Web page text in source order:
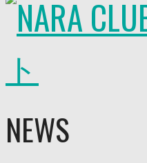
バモス
チアダンススクー
ボランティアチ
写真・動画使用
ロートフィールド
NEWS